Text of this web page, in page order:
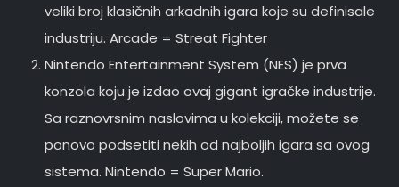
veliki broj klasičnih arkadnih igara koje su definisale
industriju. Arcade = Streat Fighter
Nintendo Entertainment System (NES) je prva
konzola koju je izdao ovaj gigant igračke industrije.
Sa raznovrsnim naslovima u kolekciji, možete se
ponovo podsetiti nekih od najboljih igara sa ovog
sistema. Nintendo = Super Mario.